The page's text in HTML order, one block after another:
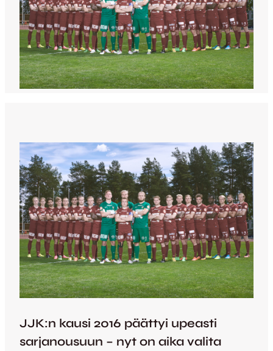
JJK:n kausi 2016 päättyi upeasti
sarjanousuun – nyt on aika valita